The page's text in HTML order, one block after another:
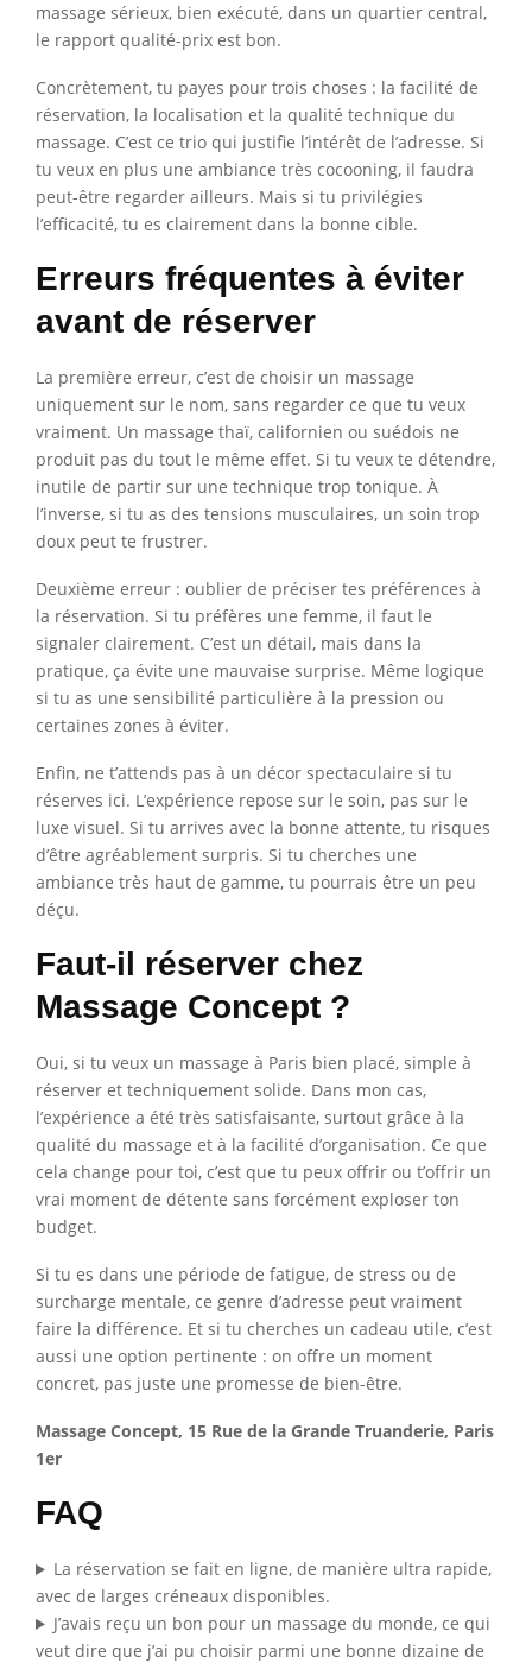
massage sérieux, bien exécuté, dans un quartier central,
le rapport qualité-prix est bon.
Concrètement, tu payes pour trois choses : la facilité de
réservation, la localisation et la qualité technique du
massage. C’est ce trio qui justifie l’intérêt de l’adresse. Si
tu veux en plus une ambiance très cocooning, il faudra
peut-être regarder ailleurs. Mais si tu privilégies
l’efficacité, tu es clairement dans la bonne cible.
Erreurs fréquentes à éviter
avant de réserver
La première erreur, c’est de choisir un massage
uniquement sur le nom, sans regarder ce que tu veux
vraiment. Un massage thaï, californien ou suédois ne
produit pas du tout le même effet. Si tu veux te détendre,
inutile de partir sur une technique trop tonique. À
l’inverse, si tu as des tensions musculaires, un soin trop
doux peut te frustrer.
Deuxième erreur : oublier de préciser tes préférences à
la réservation. Si tu préfères une femme, il faut le
signaler clairement. C’est un détail, mais dans la
pratique, ça évite une mauvaise surprise. Même logique
si tu as une sensibilité particulière à la pression ou
certaines zones à éviter.
Enfin, ne t’attends pas à un décor spectaculaire si tu
réserves ici. L’expérience repose sur le soin, pas sur le
luxe visuel. Si tu arrives avec la bonne attente, tu risques
d’être agréablement surpris. Si tu cherches une
ambiance très haut de gamme, tu pourrais être un peu
déçu.
Faut-il réserver chez
Massage Concept ?
Oui, si tu veux un massage à Paris bien placé, simple à
réserver et techniquement solide. Dans mon cas,
l’expérience a été très satisfaisante, surtout grâce à la
qualité du massage et à la facilité d’organisation. Ce que
cela change pour toi, c’est que tu peux offrir ou t’offrir un
vrai moment de détente sans forcément exploser ton
budget.
Si tu es dans une période de fatigue, de stress ou de
surcharge mentale, ce genre d’adresse peut vraiment
faire la différence. Et si tu cherches un cadeau utile, c’est
aussi une option pertinente : on offre un moment
concret, pas juste une promesse de bien-être.
Massage Concept, 15 Rue de la Grande Truanderie, Paris
1er
FAQ
La réservation se fait en ligne, de manière ultra rapide,
avec de larges créneaux disponibles.
J’avais reçu un bon pour un massage du monde, ce qui
veut dire que j’ai pu choisir parmi une bonne dizaine de